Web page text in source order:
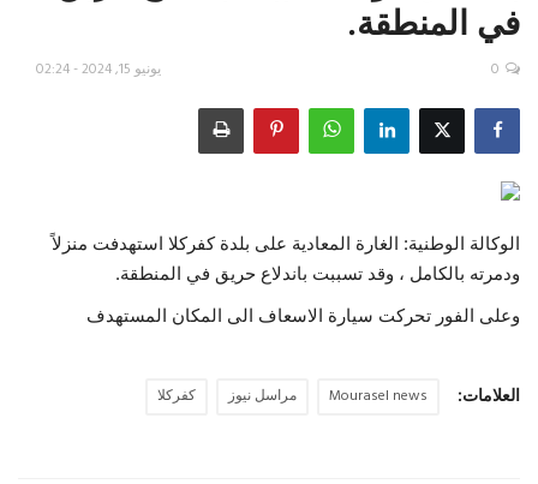
السعودية
اقتصاد
علوم وتكنولوجيا
رياضة
فيديو
حياة
في المنطقة.
يونيو 15, 2024 - 02:24 0
الوكالة الوطنية: الغارة المعادية على بلدة كفركلا استهدفت منزلاً
ودمرته بالكامل ، وقد تسببت باندلاع حريق في المنطقة.
وعلى الفور تحركت سيارة الاسعاف الى المكان المستهدف
العلامات: Mourasel news مراسل نيوز كفركلا